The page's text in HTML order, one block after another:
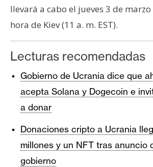
llevará a cabo el jueves 3 de marzo
hora de Kiev (11 a. m. EST).
Lecturas recomendadas
Gobierno de Ucrania dice que
acepta Solana y Dogecoin e
a donar
Donaciones cripto a Ucrania
millones y un NFT tras anuncio
gobierno